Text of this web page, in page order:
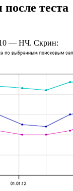
теста
— НЧ. Скрин: